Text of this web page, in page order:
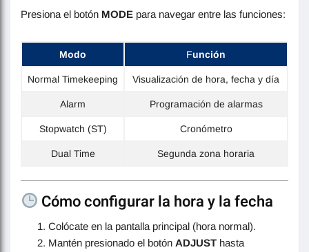
Presiona el botón MODE para navegar entre las funciones:
Modo Función
Normal Timekeeping Visualización de hora, fecha y día
Alarm Programación de alarmas
Stopwatch (ST) Cronómetro
Dual Time Segunda zona horaria
Cómo configurar la hora y la fecha
Colócate en la pantalla principal (hora normal).
Mantén presionado el botón ADJUST hasta